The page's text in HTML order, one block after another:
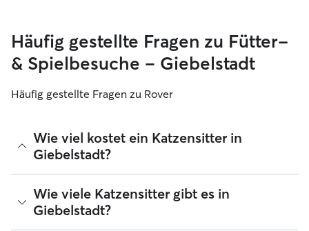
Häufig gestellte Fragen zu Fütter-
& Spielbesuche – Giebelstadt
Häufig gestellte Fragen zu Rover
Wie viel kostet ein Katzensitter in
Giebelstadt?
Katzensitter können ihre Preise bei Rover frei festlegen. Die
durchschnittlichen Kosten für einen Rover-Katzensitter in
Giebelstadt betragen seit August 2026 etwa 13 pro Nacht,
einschließlich der Servicegebühren von Rover. Der Preis
Wie viele Katzensitter gibt es in
Giebelstadt?